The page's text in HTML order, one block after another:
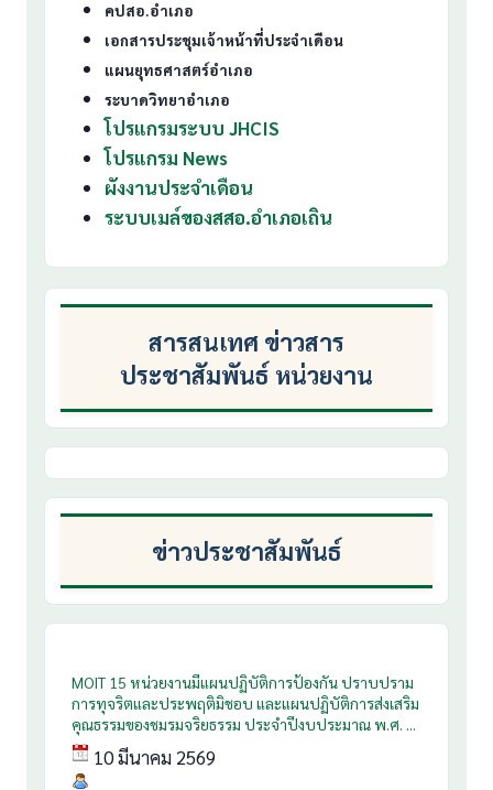
คปสอ.อำเภอ
เอกสารประชุมเจ้าหน้าที่ประจำเดือน
แผนยุทธศาสตร์อำเภอ
ระบาดวิทยาอำเภอ
โปรแกรมระบบ JHCIS
โปรแกรม News
ผังงานประจำเดือน
ระบบเมล์ของสสอ.อำเภอเถิน
สารสนเทศ ข่าวสาร
ประชาสัมพันธ์ หน่วยงาน
ข่าวประชาสัมพันธ์
MOIT 15 หน่วยงานมีแผนปฏิบัติการป้องกัน ปราบปราม
การทุจริตและประพฤติมิชอบ และแผนปฏิบัติการส่งเสริม
คุณธรรมของชมรมจริยธรรม ประจำปีงบประมาณ พ.ศ. ...
10 มีนาคม 2569